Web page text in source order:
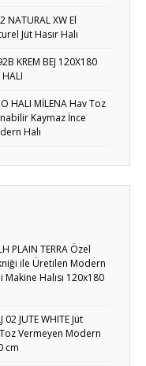
NATURAL XW El
Jüt Hasır Halı
KREM BEJ 120X180
HALI
HALI MİLENA Hav Toz
Kaymaz İnce
Halı
PLAIN TERRA Özel
ile Üretilen Modern
Makine Halısı 120x180
02 JUTE WHITE Jüt
Vermeyen Modern
cm